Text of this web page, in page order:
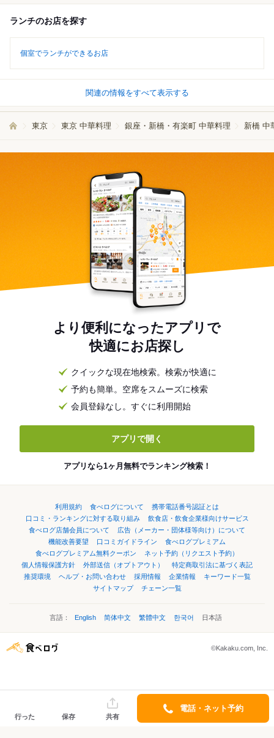
ランチのお店を探す
個室でランチができるお店
関連の情報をすべて表示する
東京 東京 中華料理 銀座・新橋・有楽町 中華料理 新橋 中
より便利になったアプリで
快適にお店探し
クイックな現在地検索。検索が快適に
予約も簡単。空席をスムーズに検索
会員登録なし。すぐに利用開始
アプリで開く
アプリなら1ヶ月無料でランキング検索！
利用規約 食べログについて
携帯電話番号認証とは
口コミ・ランキングに対する取り組み
飲食店・飲食企業様向けサービス
食べログ店舗会員について
広告（メーカー・団体様等向け）について
機能改善要望
口コミガイドライン
食べログプレミアム
食べログプレミアム無料クーポン
ネット予約（リクエスト予約）
個人情報保護方針
外部送信（オプトアウト）
特定商取引法に基づく表記
推奨環境
ヘルプ・お問い合わせ 採用情報 企業情報
キーワード一覧
サイトマップ
チェーン一覧
言語： English 简体中文 繁體中文 한국어 日本語
©Kakaku.com, Inc.
行った 保存 共有
電話・ネット予約